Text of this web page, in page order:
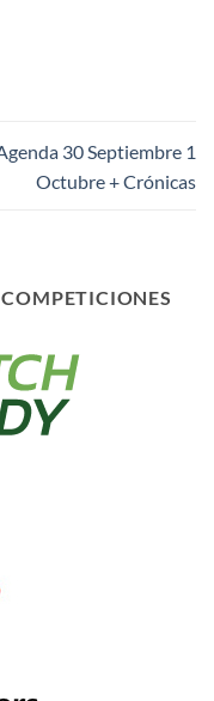
30 Septiembre 1
Octubre + Crónicas